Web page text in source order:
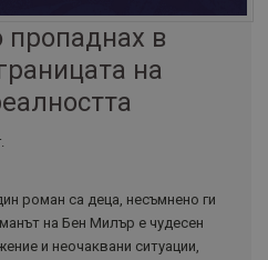
пропаднах в
на
роман са деца, несъмнено ги
на Бен Милър е чудесен
и неочаквани ситуации,